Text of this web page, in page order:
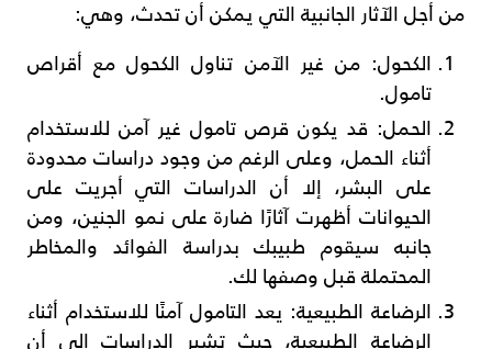
من أجل الآثار الجانبية التي يمكن أن تحدث، وهي:
الكحول: من غير الآمن تناول الكحول مع أقراص
تامول.
الحمل: قد يكون قرص تامول غير آمن للاستخدام
أثناء الحمل، وعلى الرغم من وجود دراسات محدودة
على البشر، إلا أن الدراسات التي أجريت على
الحيوانات أظهرت آثارًا ضارة على نمو الجنين، ومن
جانبه سيقوم طبيبك بدراسة الفوائد والمخاطر
المحتملة قبل وصفها لك.
الرضاعة الطبيعية: يعد التامول آمنًا للاستخدام أثناء
الرضاعة الطبيعية، حيث تشير الدراسات إلى أن